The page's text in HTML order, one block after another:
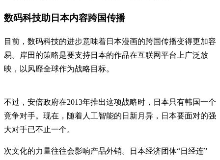
数码科技助日本内容跨国传播
目前，数码科技的进步意味着日本漫画的跨国传播变得更加容
易。岸田的策略是要支持日本的作品在互联网平台上广泛放
映，以风靡全球作为战略目标。
不过，安倍政府在2013年推出这项战略时，日本只有韩国一个
竞争对手。现在，随着人工智能的日新月异，日本要面对的强
大对手已不止一个。
次文化的力量往往会影响产品外销。日本经济团体“日经连”